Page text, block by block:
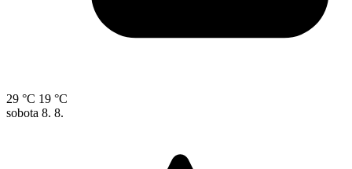
29 °C 19 °C
sobota 8. 8.